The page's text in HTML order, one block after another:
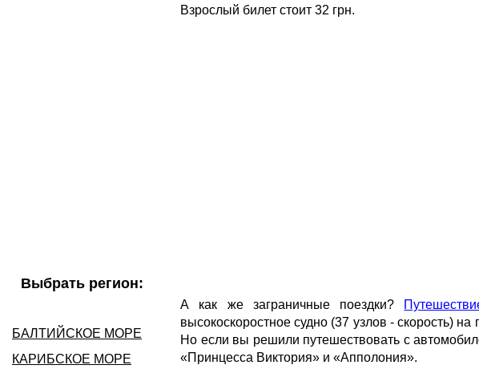
Выбрать регион:
БАЛТИЙСКОЕ МОРЕ
КАРИБСКОЕ МОРЕ
Взрослый билет стоит 32 грн.
А как же заграничные поездки?
высокоскоростное судно (37 узлов - скорость)
Но если вы решили путешествовать с
«Принцесса Виктория» и «Апполония».